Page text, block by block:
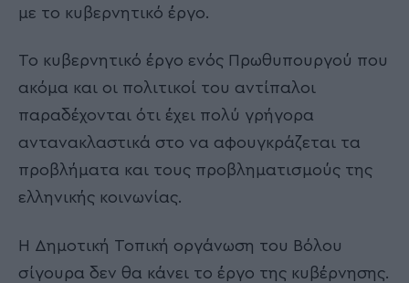
με το κυβερνητικό έργο.
Το κυβερνητικό έργο ενός Πρωθυπουργού που
ακόμα και οι πολιτικοί του αντίπαλοι
παραδέχονται ότι έχει πολύ γρήγορα
αντανακλαστικά στο να αφουγκράζεται τα
προβλήματα και τους προβληματισμούς της
ελληνικής κοινωνίας.
Η Δημοτική Τοπική οργάνωση του Βόλου
σίγουρα δεν θα κάνει το έργο της κυβέρνησης.